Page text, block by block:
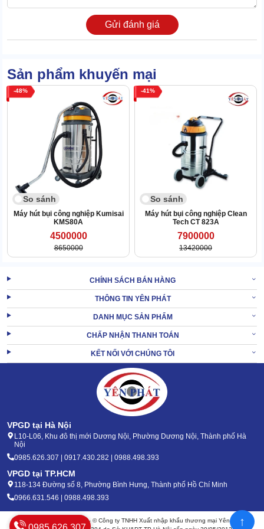
mức sàn chung. Vậy nên,máy hút bụi công nghiệp công suất
di chuyển đến đâu là bụi được hút sạch đến đó.
Có thể điều chuyển linh động
Phía dưới thân máy Pertek PT70P có 4 bánh xe. 2 bánh trước kích
thước bé, nhiệm vụ chủ yếu là điều hướng. 2 bánh sau lớn hơn
Sự phối hợp của 4 bánh xe giúp nâng đỡ, hỗ trợ khâu di dời máy
Gửi đánh giá
Sản phẩm khuyến mại
48
So sánh
Máy hút bụi công nghiệp Kumisai
KMS80A
4500000
8650000
41
So sánh
Máy hút bụi công nghiệp Clean
Tech CT 823A
7900000
13420000
CHÍNH SÁCH BÁN HÀNG
THÔNG TIN YÊN PHÁT
DANH MỤC SẢN PHẨM
CHẤP NHẬN THANH TOÁN
KẾT NỐI VỚI CHÚNG TÔI
VPGD tại Hà Nội
L10-L06, Khu đô thị mới Dương Nội, Phường Dương Nội, Thành phố Hà
Nội
0985.626.307 | 0917.430.282 | 0988.498.393
VPGD tại TP.HCM
118-134 Đường số 8, Phường Bình Hưng, Thành phố Hồ Chí Minh
0966.631.546 | 0988.498.393
Bản quyền 2020 - 2026 – © Công ty TNHH Xuất nhập khẩu thương mại Yên Phát
↑